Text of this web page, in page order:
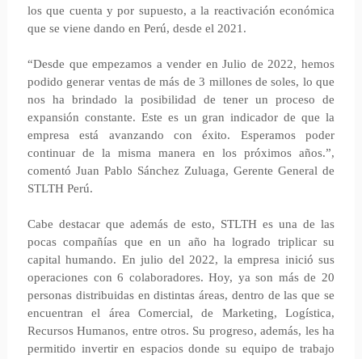
los que cuenta y por supuesto, a la reactivación económica
que se viene dando en Perú, desde el 2021.
“Desde que empezamos a vender en Julio de 2022, hemos
podido generar ventas de más de 3 millones de soles, lo que
nos ha brindado la posibilidad de tener un proceso de
expansión constante. Este es un gran indicador de que la
empresa está avanzando con éxito. Esperamos poder
continuar de la misma manera en los próximos años.”,
comentó Juan Pablo Sánchez Zuluaga, Gerente General de
STLTH Perú.
Cabe destacar que además de esto, STLTH es una de las
pocas compañías que en un año ha logrado triplicar su
capital humando. En julio del 2022, la empresa inició sus
operaciones con 6 colaboradores. Hoy, ya son más de 20
personas distribuidas en distintas áreas, dentro de las que se
encuentran el área Comercial, de Marketing, Logística,
Recursos Humanos, entre otros. Su progreso, además, les ha
permitido invertir en espacios donde su equipo de trabajo